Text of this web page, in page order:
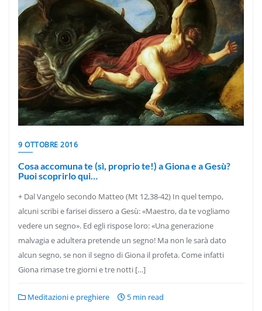
9 OTTOBRE 2016
Cosa accomuna te (sì, proprio te!) a Giona e a Gesù?
Puoi scoprirlo qui…
+ Dal Vangelo secondo Matteo (Mt 12,38-42) In quel tempo,
alcuni scribi e farisei dissero a Gesù: «Maestro, da te vogliamo
vedere un segno». Ed egli rispose loro: «Una generazione
malvagia e adultera pretende un segno! Ma non le sarà dato
alcun segno, se non il segno di Giona il profeta. Come infatti
Giona rimase tre giorni e tre notti […]
Meditazioni e preghiere 5 min read